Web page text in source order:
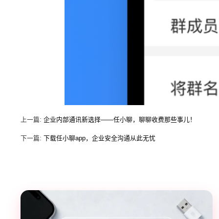
上一篇: 企业内部通讯新选择——任小聊，聊聊收费那些事儿！
下一篇: 下载任小聊app，企业安全沟通从此无忧